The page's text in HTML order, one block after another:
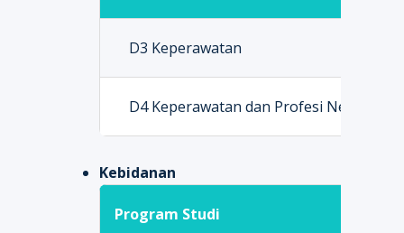
D3 Keperawatan
D4 Keperawatan dan Profesi Ners
Kebidanan
Program Studi